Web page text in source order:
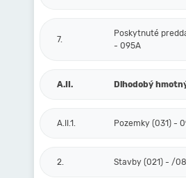
7.
Poskytnuté
- 095A
A.II. Dlhodobý
A.II.1. Pozemky (031) -
2. Stavby (021) - /